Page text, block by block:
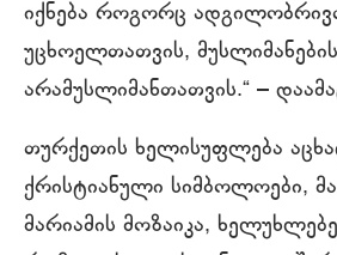
იქნება როგორც
უცხოელთათვის,
არამუსლიმანთათვის.“ –
თურქეთის ხელისუფლება
ქრისტიანული სიმბოლოები,
მარიამის მოზაიკა,